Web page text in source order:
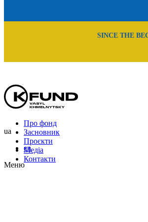
SINCE THE
Про фонд
Засновник
Проєкти
Медіа
Контакти
ua
en
Меню